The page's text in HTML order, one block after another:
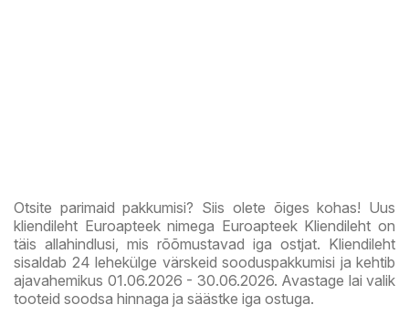
Otsite parimaid pakkumisi? Siis olete õiges kohas! Uus
kliendileht Euroapteek nimega Euroapteek Kliendileht on
täis allahindlusi, mis rõõmustavad iga ostjat. Kliendileht
sisaldab 24 lehekülge värskeid sooduspakkumisi ja kehtib
ajavahemikus 01.06.2026 - 30.06.2026. Avastage lai valik
tooteid soodsa hinnaga ja säästke iga ostuga.